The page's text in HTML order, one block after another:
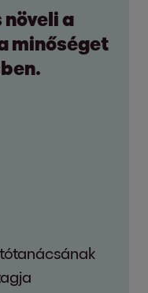
a
minőséget